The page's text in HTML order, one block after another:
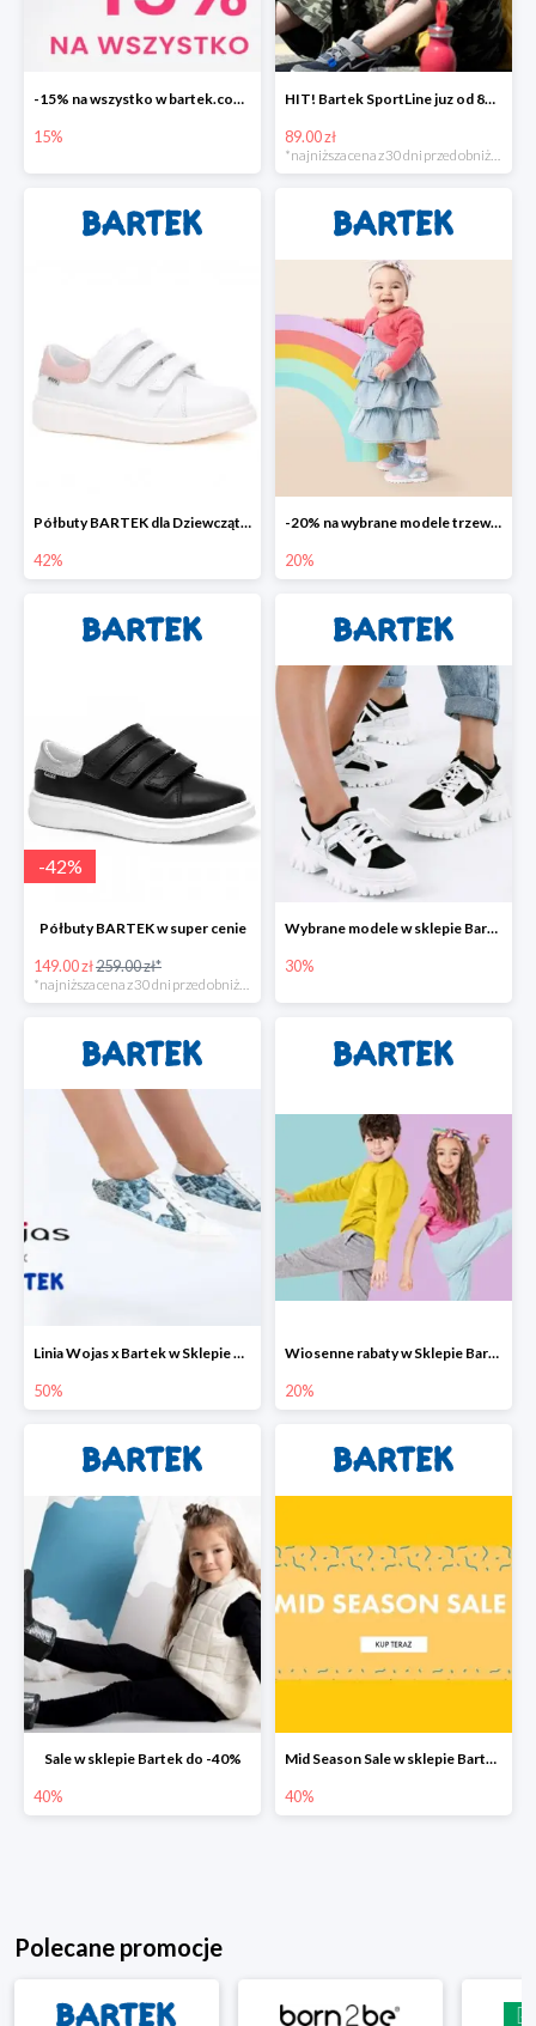
-15% na wszystko w bartek.com.pl
15%
HIT! Bartek SportLine juz od 89zł
89.00 zł
Półbuty BARTEK dla Dziewcząt -42%
42%
-20% na wybrane modele trzewików
20%
-42%
Półbuty BARTEK w super cenie
149.00 zł259.00 zł*
*najniższa cena z 30 dni przed obniżką
Wybrane modele w sklepie Bartek do -30%
30%
Linia Wojas x Bartek w Sklepie Bartek do -50%
50%
Wiosenne rabaty w Sklepie Bartek do -20%
20%
Sale w sklepie Bartek do -40%
40%
Mid Season Sale w sklepie Bartek do -40%
40%
Polecane promocje